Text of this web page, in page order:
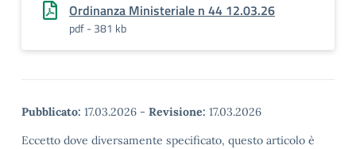
Ordinanza Ministeriale n 44 12.03.26
pdf - 381 kb
Pubblicato: 17.03.2026 - Revisione: 17.03.2026
Eccetto dove diversamente specificato, questo articolo è